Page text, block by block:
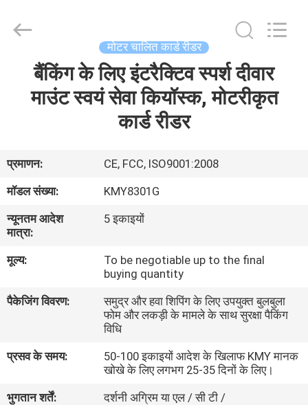
हमारे
बारे
में
कारखाना
नियंत्रण
संपर्क
Reader
Online
मोटर चालित कार्ड रीडर
बैंकिंग के लिए इंटरैक्टिव स्पर्श दीवार
माउंट स्वयं सेवा कियॉस्क, मोटरीकृत
कार्ड रीडर
प्रमाणन:
CE, FCC, ISO9001:2008
मॉडल संख्या:
KMY8301G
न्यूनतम आदेश
मात्रा:
5 इकाइयों
मूल्य:
To be negotiable up to the final
buying quantity
पैकेजिंग विवरण:
समुद्र और हवा शिपिंग के लिए उपयुक्त बुलबुला
फोम और लकड़ी के मामले के साथ सुरक्षा पैकिंग
विधि
प्रसव के समय:
50-100 इकाइयों आदेश के खिलाफ KMY मानक
खोखे के लिए लगभग 25-35 दिनों के लिए।
भुगतान शर्तें:
दर्शनी अग्रिम या एल / सी टी /